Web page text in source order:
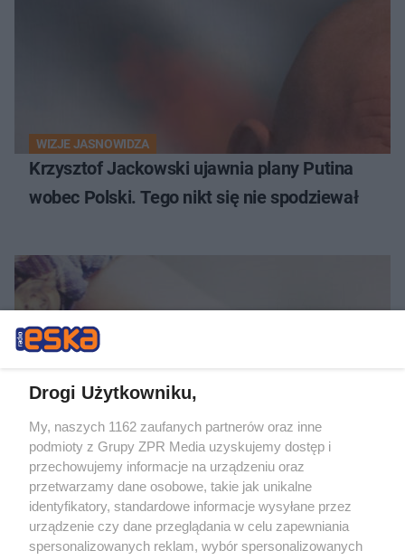
WIZJE JASNOWIDZA
Krzysztof Jackowski ujawnia plany Putina
wobec Polski. Tego nikt się nie spodziewał
ALARM NA BIAŁOŁĘCE
Gruźlica w warszawskim przedszkolu.
Kolejne dzieci przechodzą badania
Drogi Użytkowniku,
My, naszych 1162 zaufanych partnerów oraz inne
podmioty z Grupy ZPR Media uzyskujemy dostęp i
przechowujemy informacje na urządzeniu oraz
przetwarzamy dane osobowe, takie jak unikalne
identyfikatory, standardowe informacje wysyłane przez
urządzenie czy dane przeglądania w celu zapewniania
spersonalizowanych reklam, wybór spersonalizowanych